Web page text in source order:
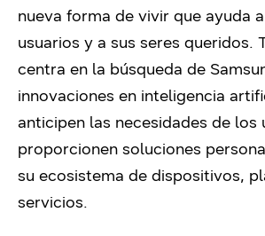
nueva forma de vivir que ayuda
usuarios y a sus seres queridos.
centra en la búsqueda de
innovaciones en inteligencia
anticipen las necesidades de los
proporcionen soluciones
su ecosistema de dispositivos,
servicios.